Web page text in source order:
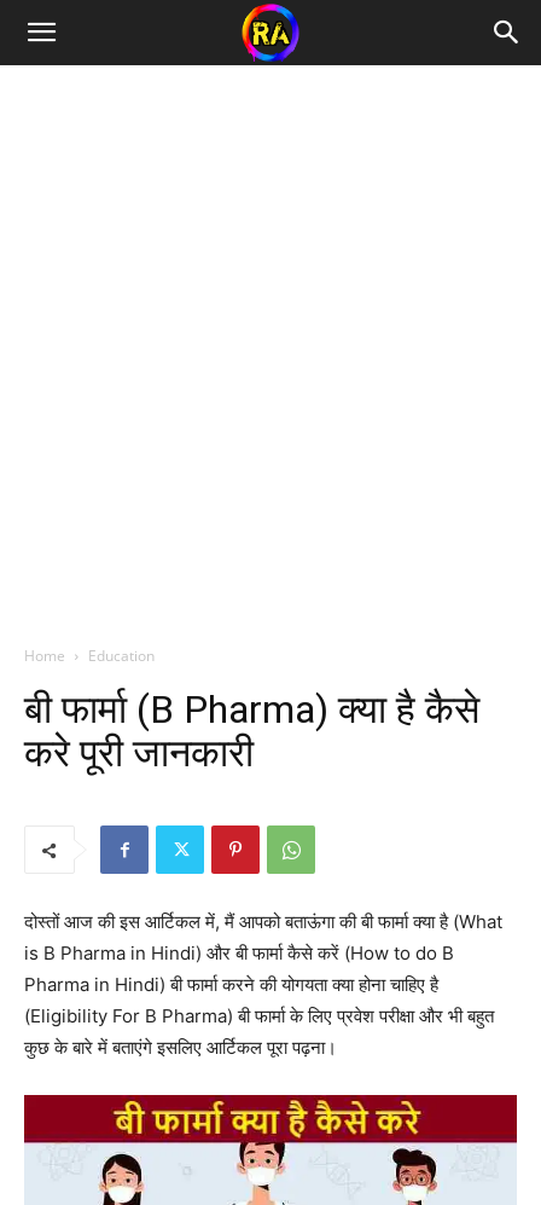
Home Education
बी फार्मा (B Pharma) क्या है कैसे
करे पूरी जानकारी
दोस्तों आज की इस आर्टिकल में, मैं आपको बताऊंगा की बी फार्मा क्या है (What
is B Pharma in Hindi) और बी फार्मा कैसे करें (How to do B
Pharma in Hindi) बी फार्मा करने की योगयता क्या होना चाहिए है
(Eligibility For B Pharma) बी फार्मा के लिए प्रवेश परीक्षा और भी बहुत
कुछ के बारे में बताएंगे इसलिए आर्टिकल पूरा पढ़ना।